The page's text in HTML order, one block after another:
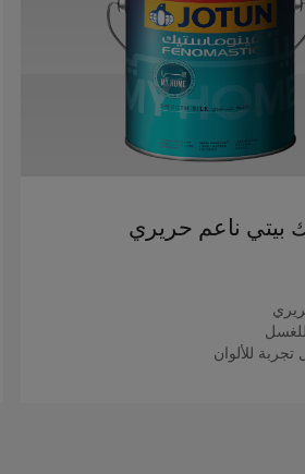
بيتي ناعم حريري
للألوان